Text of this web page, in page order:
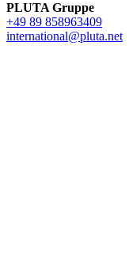
PLUTA Gruppe
+49 89 858963409
international@pluta.net